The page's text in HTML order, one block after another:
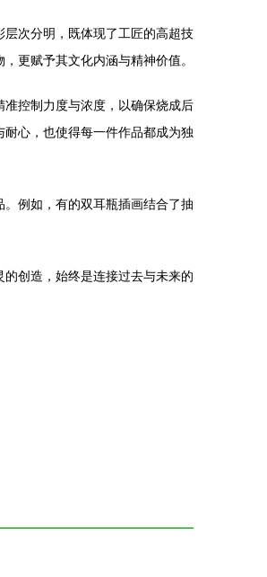
次分明，既体现了工匠的高超技
更赋予其文化内涵与精神价值。
控制力度与浓度，以确保烧成后
心，也使得每一件作品都成为独
例如，有的双耳瓶插画结合了抽
创造，始终是连接过去与未来的